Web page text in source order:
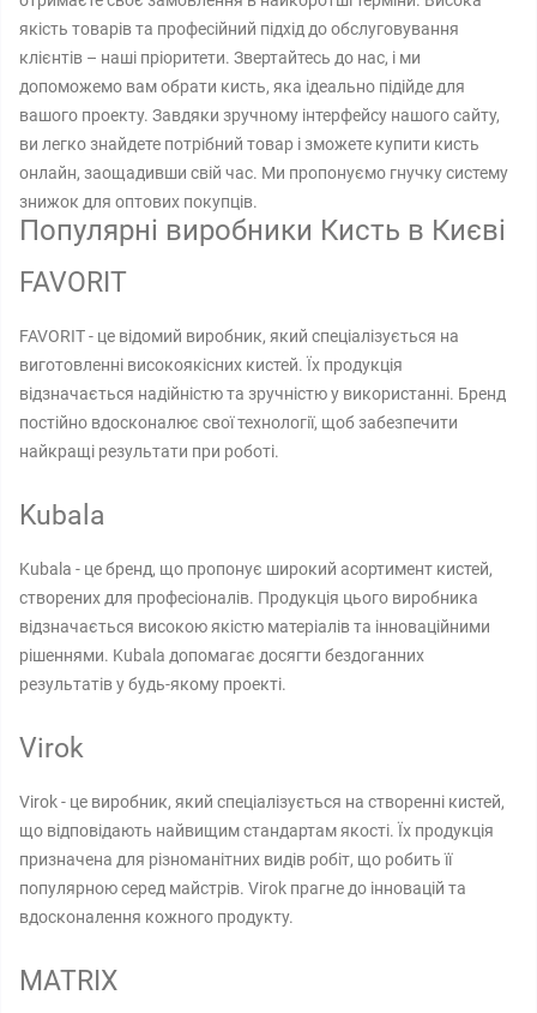
якість товарів та професійний підхід до обслуговування
клієнтів – наші пріоритети. Звертайтесь до нас, і ми
допоможемо вам обрати кисть, яка ідеально підійде для
вашого проекту. Завдяки зручному інтерфейсу нашого сайту,
ви легко знайдете потрібний товар і зможете купити кисть
онлайн, заощадивши свій час. Ми пропонуємо гнучку систему
знижок для оптових покупців.
Популярні виробники Кисть в Києві
FAVORIT
FAVORIT - це відомий виробник, який спеціалізується на
виготовленні високоякісних кистей. Їх продукція
відзначається надійністю та зручністю у використанні. Бренд
постійно вдосконалює свої технології, щоб забезпечити
найкращі результати при роботі.
Kubala
Kubala - це бренд, що пропонує широкий асортимент кистей,
створених для професіоналів. Продукція цього виробника
відзначається високою якістю матеріалів та інноваційними
рішеннями. Kubala допомагає досягти бездоганних
результатів у будь-якому проекті.
Virok
Virok - це виробник, який спеціалізується на створенні кистей,
що відповідають найвищим стандартам якості. Їх продукція
призначена для різноманітних видів робіт, що робить її
популярною серед майстрів. Virok прагне до інновацій та
вдосконалення кожного продукту.
MATRIX